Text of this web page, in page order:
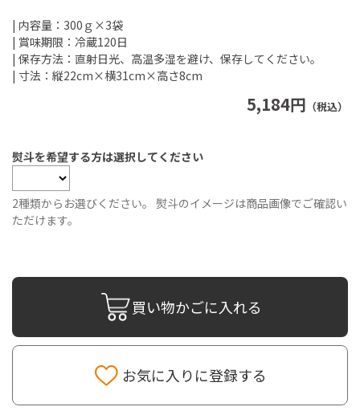
5,184円 （税込）
| 内容量：300ｇ×3袋
| 賞味期限：冷蔵120日
| 保存方法：直射日光、高温多湿を避け、保存してください。
| 寸法：縦22cm×横31cm×高さ8cm
熨斗を希望する方は選択してください
2種類からお選びください。 熨斗のイメージは商品画像でご確認い
ただけます。
買い物かごに入れる
お気に入りに登録する